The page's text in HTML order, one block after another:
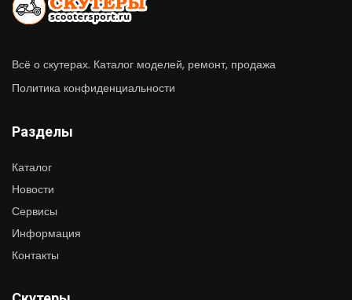
Всё о скутерах. Каталог моделей, ремонт, продажа
Политика конфиденциальности
Разделы
Каталог
Новости
Сервисы
Информация
Контакты